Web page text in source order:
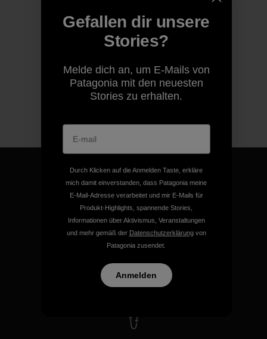
Für all unsere Produkte gilt
unsere kompromisslose
Garantie.
Kompromisslose Garantie
Gefallen dir unsere
Stories?
Melde dich an, um E-Mails von
Patagonia mit den neuesten
Stories zu erhalten.
Durch Klicken auf die Anmelden Taste, erkläre
mich damit einverstanden, dass Patagonia meine
E-Mail-Adresse verarbeitet und mir E-Mails für
Produkt-Highlights, spannende Stories,
Informationen über Aktivismus, Veranstaltungen
und mehr gemäß der Datenschutzerklärungvon
Patagonia zusendet.
Anmelden